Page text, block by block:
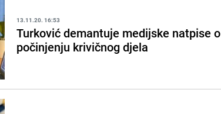
13.11.20. 16:53
Turković demantuje medijske natpise o
počinjenju krivičnog djela